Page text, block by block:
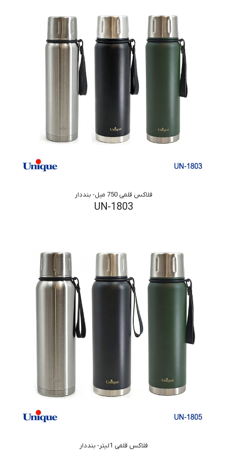
فلاکس قلمی 750 میل- بنددار
UN-1803
فلاکس قلمی 1لیتر- بنددار